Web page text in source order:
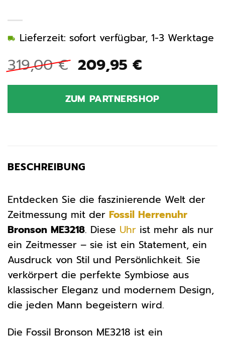
319,00€ Ursprünglicher
Preis
war:
319,00 €
209,95 €Aktueller
ist:
209,95 €.
Lieferzeit: sofort verfügbar, 1-3 Werktage
ZUM PARTNERSHOP
BESCHREIBUNG
Entdecken Sie die faszinierende Welt der
Zeitmessung mit der Fossil Herrenuhr
Bronson ME3218. Diese Uhr ist mehr als nur
ein Zeitmesser – sie ist ein Statement, ein
Ausdruck von Stil und Persönlichkeit. Sie
verkörpert die perfekte Symbiose aus
klassischer Eleganz und modernem Design,
die jeden Mann begeistern wird.
Die Fossil Bronson ME3218 ist ein